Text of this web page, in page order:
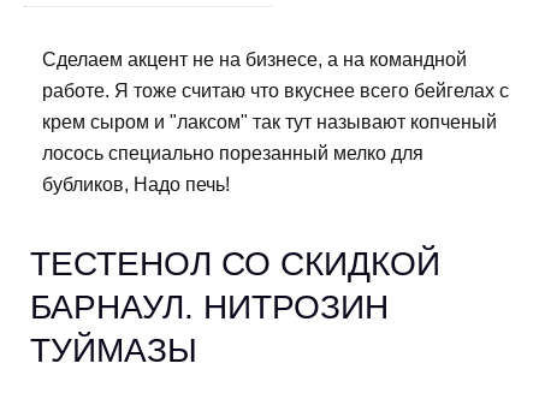
Сделаем акцент не на бизнесе, а на командной
работе. Я тоже считаю что вкуснее всего бейгелах с
крем сыром и "лаксом" так тут называют копченый
лосось специально порезанный мелко для
бубликов, Надо печь!
ТЕСТЕНОЛ СО СКИДКОЙ
БАРНАУЛ. НИТРОЗИН
ТУЙМАЗЫ